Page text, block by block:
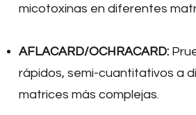
micotoxinas en diferentes
AFLACARD/OCHRACARD:
rápidos, semi-cuantitativos a
matrices más complejas.